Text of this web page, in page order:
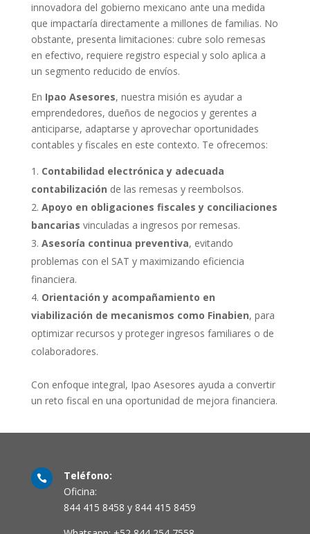
innovadora del gobierno mexicano ante una medida
que impactaría directamente a millones de familias. No
obstante, presenta limitaciones: cubre solo remesas
en efectivo, requiere registro especial y solo aplica a
un segmento reducido de envíos.
En Ipao Asesores, nuestra misión es ayudar a
emprendedores, dueños de negocios y gerentes a
anticiparse, adaptarse y aprovechar oportunidades
contables y fiscales en este contexto. Te ofrecemos:
Contabilidad electrónica y adecuada
contabilización de las remesas y reembolsos.
Apoyo en obligaciones fiscales y conciliaciones
bancarias vinculadas a ingresos por remesas.
Asesoría continua preventiva, evitando
problemas con el SAT y maximizando eficiencia
financiera.
Orientación y acompañamiento en
viabilización de mecanismos como Finabien, para
optimizar recursos y proteger ingresos familiares o de
colaboradores.
Con enfoque integral, Ipao Asesores ayuda a convertir
un reto fiscal en una oportunidad de mejora financiera.

Teléfono:
Oficina:
844 415 8458 y 844 415 8459